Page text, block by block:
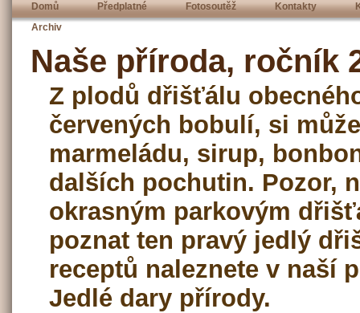
Domů Předplatné Fotosoutěž Kontakty
Archiv
Naše příroda, ročník
Z plodů dřišťálu
červených bobulí, si
marmeládu, sirup,
dalších pochutin. Pozor,
okrasným parkovým
poznat ten pravý jedlý
receptů naleznete v naší
Jedlé dary přírody.